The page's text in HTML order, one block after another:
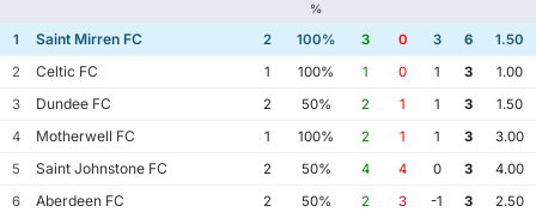
%
1 Saint Mirren FC 2 100% 3 0 3 6
1.50
2
Celtic FC 1 100% 1 0 1 3
1.00
3
Dundee FC 2 50% 2 1 1 3
1.50
4
Motherwell FC 1 100% 2 1 1 3
3.00
5
Saint Johnstone FC 2 50% 4 4 0 3
4.00
6
Aberdeen FC 2 50% 2 3 -1 3
2.50